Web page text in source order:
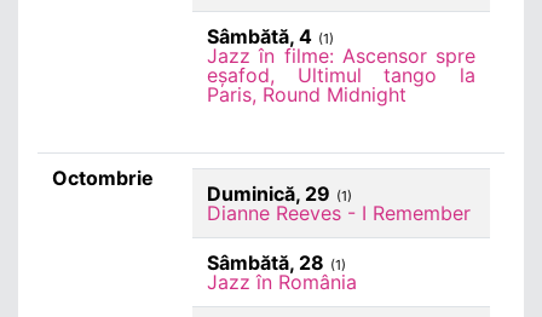
Sâmbătă, 4 (1)
Jazz în filme: Ascensor spre
eșafod, Ultimul tango la
Paris, Round Midnight
Octombrie
Duminică, 29 (1)
Dianne Reeves - I Remember
Sâmbătă, 28 (1)
Jazz în România